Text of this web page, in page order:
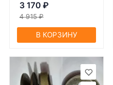
3 170 ₽
4 915 ₽
В КОРЗИНУ